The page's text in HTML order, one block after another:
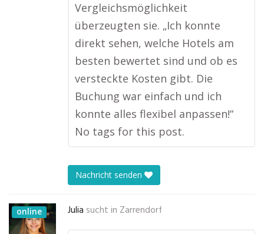
Vergleichsmöglichkeit
überzeugten sie. „Ich konnte
direkt sehen, welche Hotels am
besten bewertet sind und ob es
versteckte Kosten gibt. Die
Buchung war einfach und ich
konnte alles flexibel anpassen!“
No tags for this post.
Nachricht senden
online Julia sucht in Zarrendorf